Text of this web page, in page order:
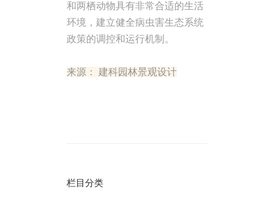
和两栖动物具有非常合适的生活
环境，建立健全病虫害生态系统
政策的调控和运行机制。
来源： 建科园林景观设计
栏目分类